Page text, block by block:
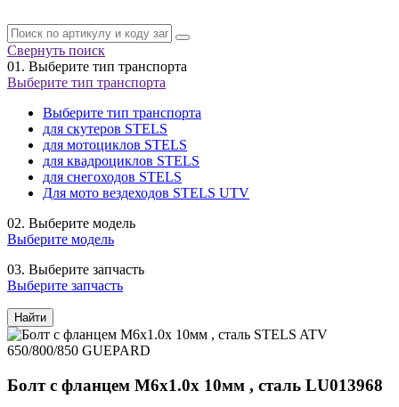
Свернуть поиск
01. Выберите тип транспорта
Выберите тип транспорта
Выберите тип транспорта
для скутеров STELS
для мотоциклов STELS
для квадроциклов STELS
для снегоходов STELS
Для мото вездеходов STELS UTV
02. Выберите модель
Выберите модель
03. Выберите запчасть
Выберите запчасть
Найти
Болт с фланцем M6x1.0x 10мм , сталь LU013968